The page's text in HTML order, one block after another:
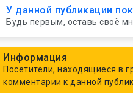
У данной публикации
Будь первым, оставь своё
Информация
Посетители, находящиеся в
комментарии к данной